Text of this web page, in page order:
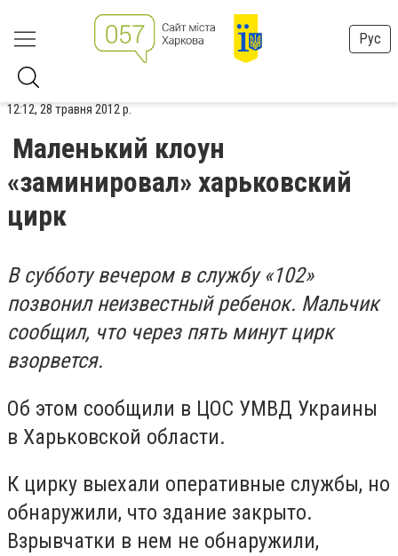
Рус
12:12, 28 травня 2012 р.
Маленький клоун
«заминировал» харьковский
цирк
В субботу вечером в службу «102»
позвонил неизвестный ребенок. Мальчик
сообщил, что через пять минут цирк
взорвется.
Об этом сообщили в ЦОС УМВД Украины
в Харьковской области.
К цирку выехали оперативные службы, но
обнаружили, что здание закрыто.
Взрывчатки в нем не обнаружили,